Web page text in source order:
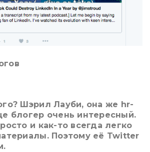
Шэрил Лауби, она же hr-
блогер очень интересный.
и как-то всегда легко
Поэтому её Twitter